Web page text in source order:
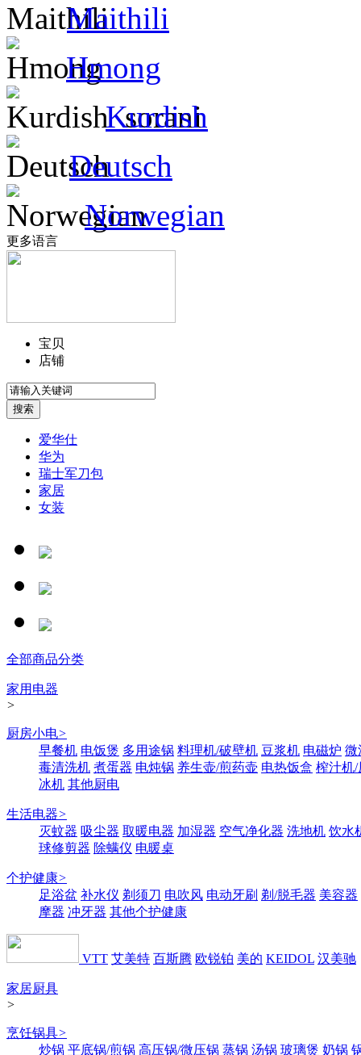
Maithili
Hmong
Kurdish
Deutsch
Norwegian
更多语言
宝贝
店铺
爱华仕
华为
瑞士军刀包
家居
女装
全部商品分类
家用电器
>
厨房小电>
早餐机 电饭煲 多用途锅 料理机/破壁机 豆浆机 电磁炉 微
毒清洗机 煮蛋器 电炖锅 养生壶/煎药壶 电热饭盒 榨汁机/
冰机 其他厨电
生活电器>
灭蚊器 吸尘器 取暖电器 加湿器 空气净化器 洗地机 饮水
球修剪器 除螨仪 电暖桌
个护健康>
足浴盆 补水仪 剃须刀 电吹风 电动牙刷 剃/脱毛器 美容器
摩器 冲牙器 其他个护健康
VTT 艾美特 百斯腾 欧锐铂 美的 KEIDOL 汉美驰
家居厨具
>
烹饪锅具>
炒锅 平底锅/煎锅 高压锅/微压锅 蒸锅 汤锅 玻璃煲 奶锅